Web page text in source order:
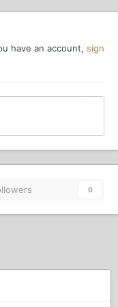
have an account, sign
0